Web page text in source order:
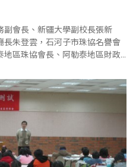
會長、新疆大學副校長張新
朱登雲，石河子市珠協名譽會
區珠協會長、阿勒泰地區財政
會計處副處長藍海，昌吉回族
長黃淑紅，石河子市珠協副會
田地區珠協會長、和田..